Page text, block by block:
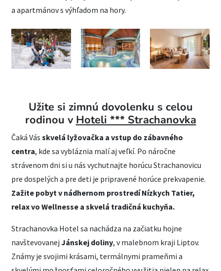
a apartmánov s výhľadom na hory.
Užite si zimnú dovolenku s celou
rodinou v Hoteli *** Strachanovka
Čaká Vás skvelá lyžovačka a vstup do zábavného
centra, kde sa vybláznia malí aj veľkí. Po náročne
strávenom dni si u nás vychutnajte horúcu Strachanovicu
pre dospelých a pre deti je pripravené horúce prekvapenie.
Zažite pobyt v nádhernom prostredí Nízkych Tatier,
relax vo Wellnesse a skvelá tradičná kuchyňa.
Strachanovka Hotel sa nachádza na začiatku hojne
navštevovanej Jánskej doliny, v malebnom kraji Liptov.
Známy je svojimi krásami, termálnymi prameňmi a